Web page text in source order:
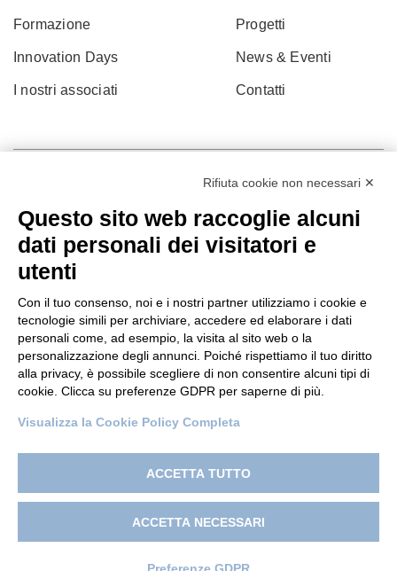
Formazione
Innovation Days
I nostri associati
Progetti
News & Eventi
Contatti
© 2022 Po.in.tex
Città Studi – C.so Pella 2b – 13900 Biella (BI)
Rifiuta cookie non necessari ✕
Questo sito web raccoglie alcuni
dati personali dei visitatori e
utenti
Con il tuo consenso, noi e i nostri partner utilizziamo i cookie e
tecnologie simili per archiviare, accedere ed elaborare i dati
personali come, ad esempio, la visita al sito web o la
personalizzazione degli annunci. Poiché rispettiamo il tuo diritto
alla privacy, è possibile scegliere di non consentire alcuni tipi di
cookie. Clicca su preferenze GDPR per saperne di più.
Visualizza la Cookie Policy Completa
ACCETTA TUTTO
ACCETTA NECESSARI